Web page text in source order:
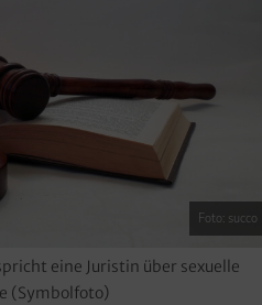
Foto: succo
eine Juristin über sexuelle
(Symbolfoto)